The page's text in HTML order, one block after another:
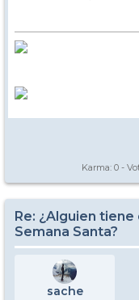
Karma: 0 -
Re: ¿Alguien
Semana Santa?
sache